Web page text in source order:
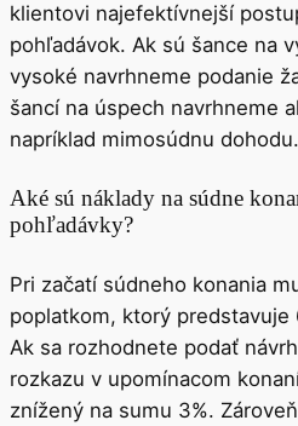
klientovi najefektívnejší
pohľadávok. Ak sú šance na
vysoké navrhneme podanie
šancí na úspech navrhneme
napríklad mimosúdnu dohodu.
Aké sú náklady na súdne
pohľadávky?
Pri začatí súdneho konania
poplatkom, ktorý predstavuje
Ak sa rozhodnete podať
rozkazu v upomínacom
znížený na sumu 3%.